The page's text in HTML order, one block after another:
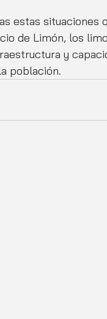
estas situaciones
de Limón, los
y
población.